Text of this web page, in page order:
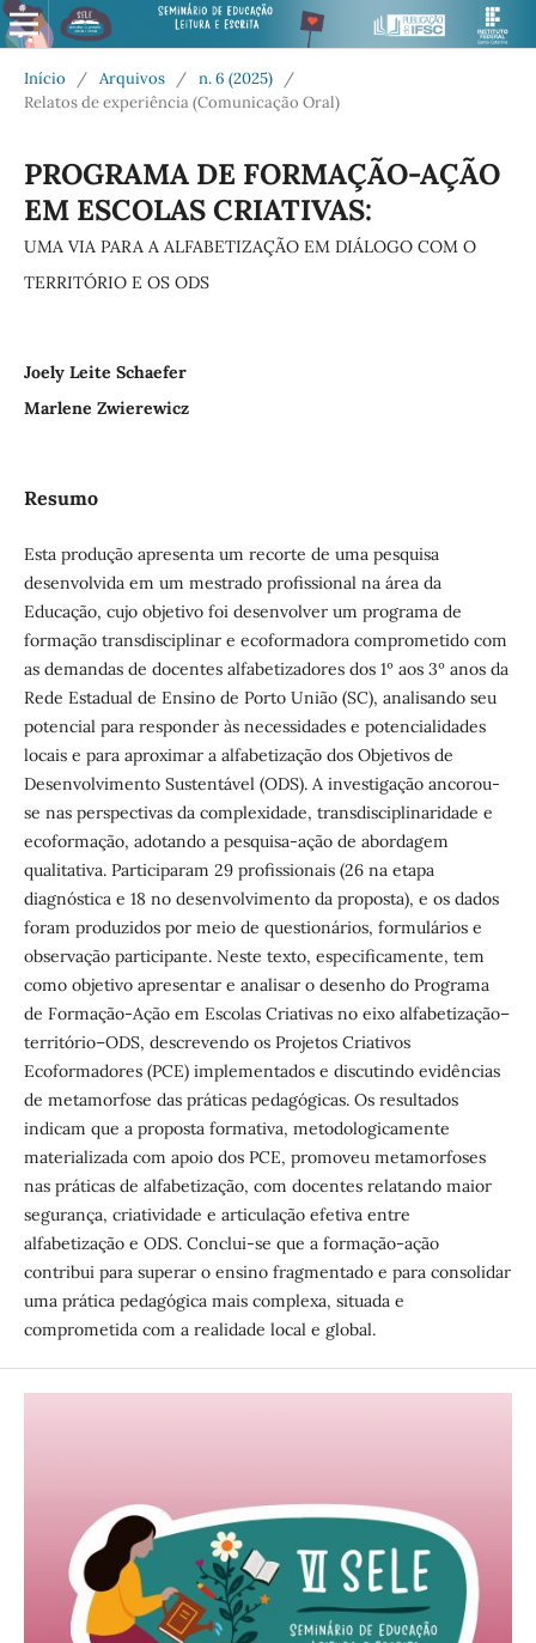
Início / Arquivos / n. 6 (2025)
/
Relatos de experiência (Comunicação Oral)
PROGRAMA DE FORMAÇÃO-AÇÃO
EM ESCOLAS CRIATIVAS:
UMA VIA PARA A ALFABETIZAÇÃO EM DIÁLOGO COM O
TERRITÓRIO E OS ODS
Joely Leite Schaefer
Marlene Zwierewicz
Resumo
Esta produção apresenta um recorte de uma pesquisa
desenvolvida em um mestrado profissional na área da
Educação, cujo objetivo foi desenvolver um programa de
formação transdisciplinar e ecoformadora comprometido com
as demandas de docentes alfabetizadores dos 1º aos 3º anos da
Rede Estadual de Ensino de Porto União (SC), analisando seu
potencial para responder às necessidades e potencialidades
locais e para aproximar a alfabetização dos Objetivos de
Desenvolvimento Sustentável (ODS). A investigação ancorou-
se nas perspectivas da complexidade, transdisciplinaridade e
ecoformação, adotando a pesquisa-ação de abordagem
qualitativa. Participaram 29 profissionais (26 na etapa
diagnóstica e 18 no desenvolvimento da proposta), e os dados
foram produzidos por meio de questionários, formulários e
observação participante. Neste texto, especificamente, tem
como objetivo apresentar e analisar o desenho do Programa
de Formação-Ação em Escolas Criativas no eixo alfabetização–
território–ODS, descrevendo os Projetos Criativos
Ecoformadores (PCE) implementados e discutindo evidências
de metamorfose das práticas pedagógicas. Os resultados
indicam que a proposta formativa, metodologicamente
materializada com apoio dos PCE, promoveu metamorfoses
nas práticas de alfabetização, com docentes relatando maior
segurança, criatividade e articulação efetiva entre
alfabetização e ODS. Conclui-se que a formação-ação
contribui para superar o ensino fragmentado e para consolidar
uma prática pedagógica mais complexa, situada e
comprometida com a realidade local e global.